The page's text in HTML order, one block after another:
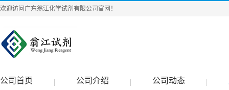
欢迎访问广东翁江化学试剂有限公司官网！
公司首页 公司介绍 公司动态